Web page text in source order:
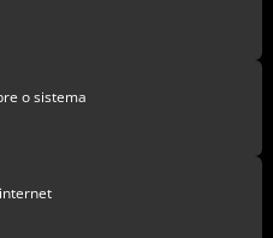
o sistema